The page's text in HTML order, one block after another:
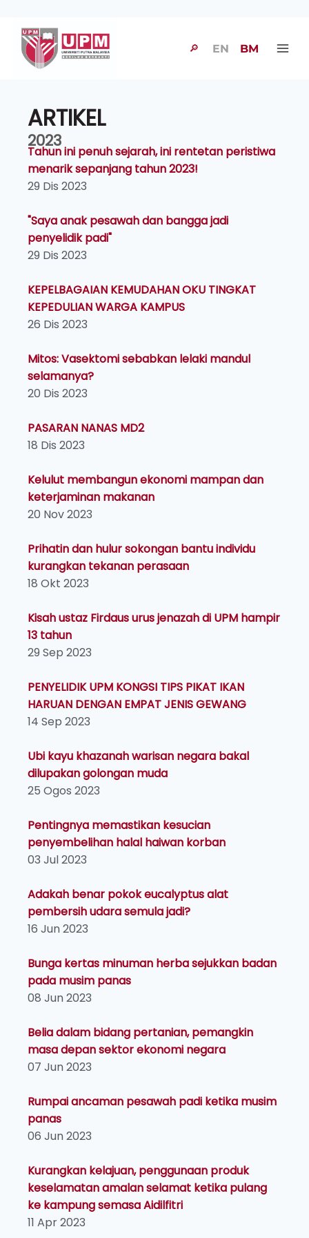
🔎 EN BM
ARTIKEL
2023
Tahun ini penuh sejarah, ini rentetan peristiwa
menarik sepanjang tahun 2023!
29 Dis 2023
"Saya anak pesawah dan bangga jadi
penyelidik padi"
29 Dis 2023
KEPELBAGAIAN KEMUDAHAN OKU TINGKAT
KEPEDULIAN WARGA KAMPUS
26 Dis 2023
Mitos: Vasektomi sebabkan lelaki mandul
selamanya?
20 Dis 2023
PASARAN NANAS MD2
18 Dis 2023
Kelulut membangun ekonomi mampan dan
keterjaminan makanan
20 Nov 2023
Prihatin dan hulur sokongan bantu individu
kurangkan tekanan perasaan
18 Okt 2023
Kisah ustaz Firdaus urus jenazah di UPM hampir
13 tahun
29 Sep 2023
PENYELIDIK UPM KONGSI TIPS PIKAT IKAN
HARUAN DENGAN EMPAT JENIS GEWANG
14 Sep 2023
Ubi kayu khazanah warisan negara bakal
dilupakan golongan muda
25 Ogos 2023
Pentingnya memastikan kesucian
penyembelihan halal haiwan korban
03 Jul 2023
Adakah benar pokok eucalyptus alat
pembersih udara semula jadi?
16 Jun 2023
Bunga kertas minuman herba sejukkan badan
pada musim panas
08 Jun 2023
Belia dalam bidang pertanian, pemangkin
masa depan sektor ekonomi negara
07 Jun 2023
Rumpai ancaman pesawah padi ketika musim
panas
06 Jun 2023
Kurangkan kelajuan, penggunaan produk
keselamatan amalan selamat ketika pulang
ke kampung semasa Aidilfitri
11 Apr 2023